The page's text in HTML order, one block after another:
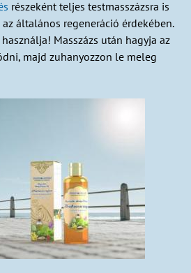
részeként teljes testmasszázsra is
általános regeneráció érdekében.
Masszázs után hagyja az
majd zuhanyozzon le meleg